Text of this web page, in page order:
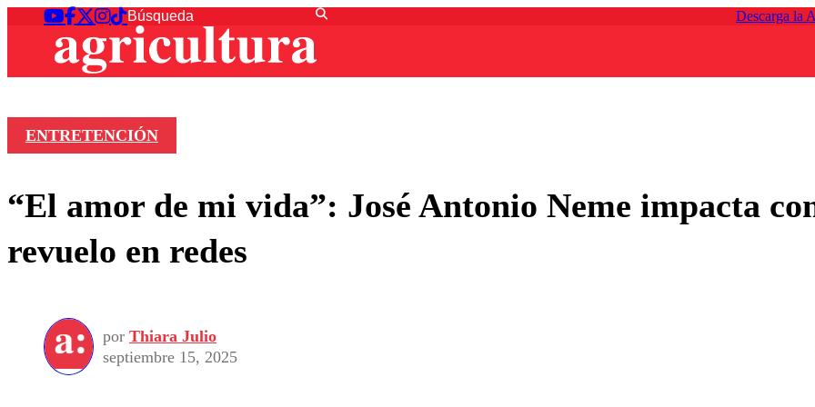
Descarga la
ENTRETENCIÓN
“El amor de mi vida”: José Antonio Neme impacta
revuelo en redes
por Thiara Julio
septiembre 15, 2025